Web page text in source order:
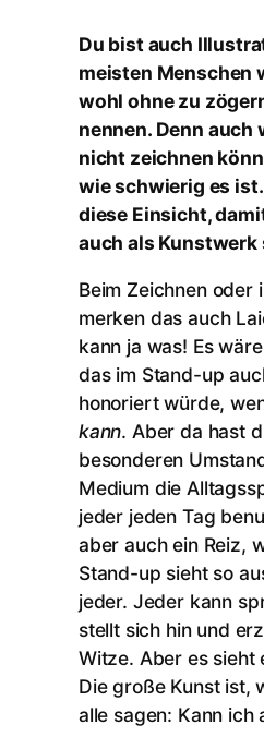
Du bist auch
meisten Menschen
wohl ohne zu
nennen. Denn auch
nicht zeichnen
wie schwierig es
diese Einsicht,
auch als Kunstwerk
Beim Zeichnen oder
merken das auch
kann ja was! Es
das im Stand-up
honoriert würde,
kann. Aber da hast
besonderen
Medium die
jeder jeden Tag
aber auch ein Reiz,
Stand-up sieht so
jeder. Jeder kann
stellt sich hin und
Witze. Aber es sieht
Die große Kunst ist,
alle sagen: Kann ich